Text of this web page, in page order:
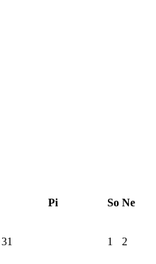
Pi So Ne
31 1 2